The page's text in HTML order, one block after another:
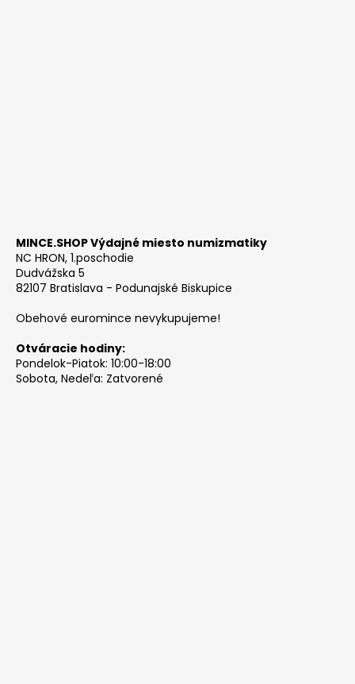
MINCE.SHOP Výdajné miesto numizmatiky
NC HRON, 1.poschodie
Dudvážska 5
82107 Bratislava - Podunajské Biskupice
Obehové euromince nevykupujeme!
Otváracie hodiny:
Pondelok-Piatok: 10:00-18:00
Sobota, Nedeľa: Zatvorené